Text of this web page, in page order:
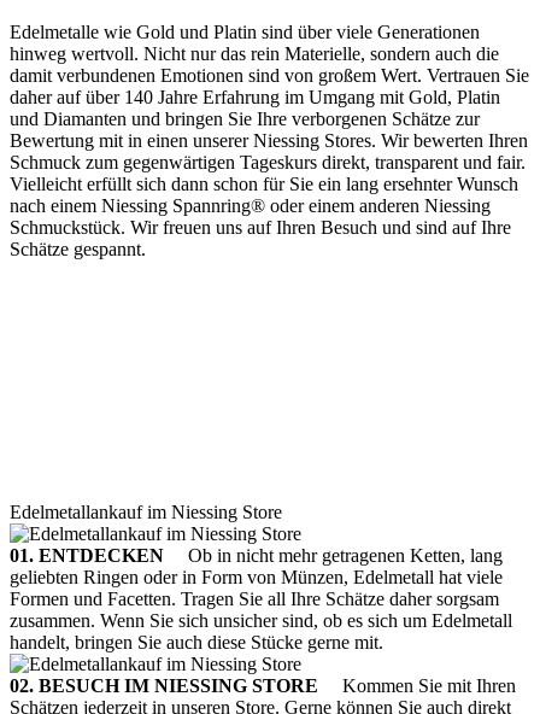
Edelmetalle wie Gold und Platin sind über viele Generationen
hinweg wertvoll. Nicht nur das rein Materielle, sondern auch die
damit verbundenen Emotionen sind von großem Wert. Vertrauen Sie
daher auf über 140 Jahre Erfahrung im Umgang mit Gold, Platin
und Diamanten und bringen Sie Ihre verborgenen Schätze zur
Bewertung mit in einen unserer Niessing Stores. Wir bewerten Ihren
Schmuck zum gegenwärtigen Tageskurs direkt, transparent und fair.
Vielleicht erfüllt sich dann schon für Sie ein lang ersehnter Wunsch
nach einem Niessing Spannring® oder einem anderen Niessing
Schmuckstück. Wir freuen uns auf Ihren Besuch und sind auf Ihre
Schätze gespannt.
Edelmetallankauf im Niessing Store
01. ENTDECKEN Ob in nicht mehr getragenen Ketten, lang
geliebten Ringen oder in Form von Münzen, Edelmetall hat viele
Formen und Facetten. Tragen Sie all Ihre Schätze daher sorgsam
zusammen. Wenn Sie sich unsicher sind, ob es sich um Edelmetall
handelt, bringen Sie auch diese Stücke gerne mit.
02. BESUCH IM NIESSING STORE Kommen Sie mit Ihren
Schätzen jederzeit in unseren Store. Gerne können Sie auch direkt